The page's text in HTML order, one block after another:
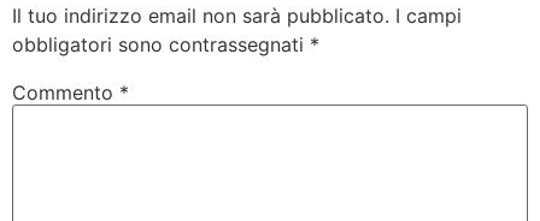
Il tuo indirizzo email non sarà pubblicato. I campi
obbligatori sono contrassegnati *
Commento *